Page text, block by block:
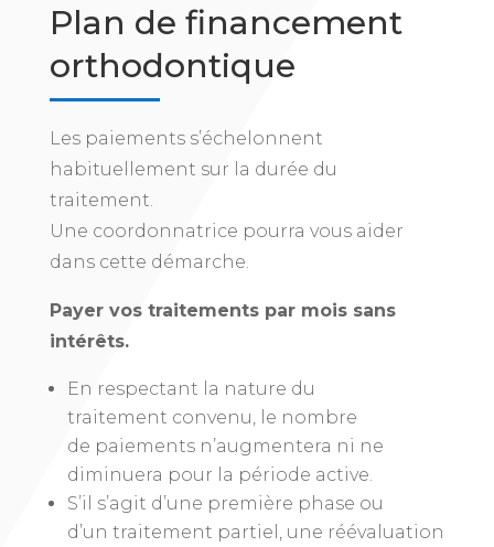
Plan de financement
orthodontique
Les paiements s’échelonnent
habituellement sur la durée du
traitement.
Une coordonnatrice pourra vous aider
dans cette démarche.
Payer vos traitements par mois sans
intérêts.
En respectant la nature du
traitement convenu, le nombre
de paiements n’augmentera ni ne
diminuera pour la période active.
S’il s’agit d’une première phase ou
d’un traitement partiel, une réévaluation